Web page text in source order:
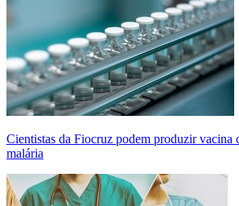
Cientistas da Fiocruz podem produzir vacina
malária